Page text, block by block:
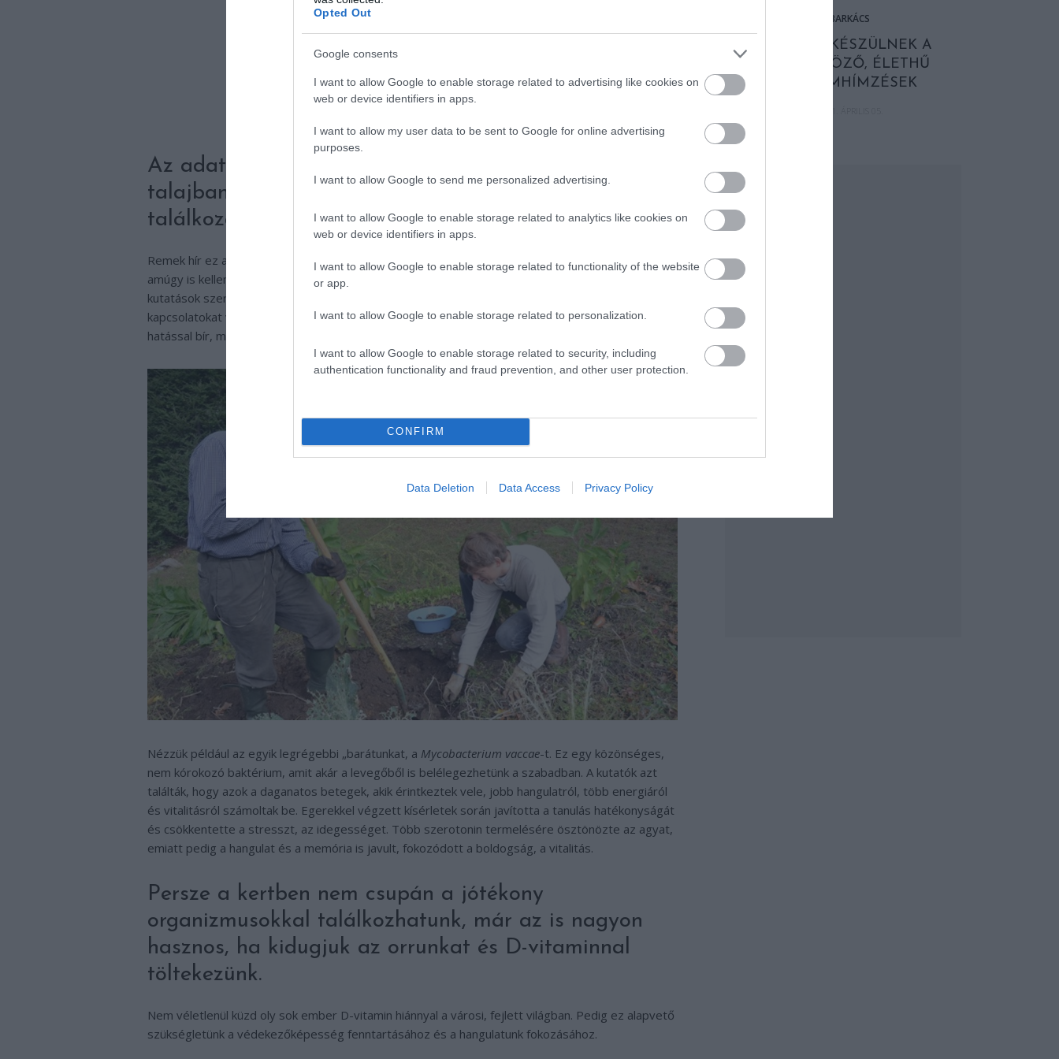
Opted Out
Google consents
I want to allow Google to enable storage related to advertising like cookies on
web or device identifiers in apps.
I want to allow my user data to be sent to Google for online advertising
purposes.
I want to allow Google to send me personalized advertising.
I want to allow Google to enable storage related to analytics like cookies on
web or device identifiers in apps.
I want to allow Google to enable storage related to functionality of the website
or app.
I want to allow Google to enable storage related to personalization.
I want to allow Google to enable storage related to security, including
authentication functionality and fraud prevention, and other user protection.
CONFIRM
Data Deletion Data Access Privacy Policy
Az adatok pedig egyre inkább arra utalnak, hogy a
talajban rejlő mikroorganizmusokkal való
találkozásokból csak profitálhatunk.
Remek hír ez a kertészkedők számára. Amellett, hogy a szabadban a növények közt időt tölteni
amúgy is kellemes, még ráadásként az immunrendszerünknek is sokat segíthetünk ezzel. Az új
kutatások szerint – amelyek a gyulladások és egyéb betegségek, például a depresszió közti
kapcsolatokat vizsgálták – előfordulhat, hogy egy kis zöldség- vagy gyümölcsgondozás annyi
hatással bír, mint egy üveg orvosság.
Nézzük például az egyik legrégebbi „barátunkat, a Mycobacterium vaccae-t. Ez egy közönséges,
nem kórokozó baktérium, amit akár a levegőből is belélegezhetünk a szabadban. A kutatók azt
találták, hogy azok a daganatos betegek, akik érintkeztek vele, jobb hangulatról, több energiáról
és vitalitásról számoltak be. Egerekkel végzett kísérletek során javította a tanulás hatékonyságát
és csökkentette a stresszt, az idegességet. Több szerotonin termelésére ösztönözte az agyat,
emiatt pedig a hangulat és a memória is javult, fokozódott a boldogság, a vitalitás.
Persze a kertben nem csupán a jótékony
organizmusokkal találkozhatunk, már az is nagyon
hasznos, ha kidugjuk az orrunkat és D-vitaminnal
töltekezünk.
Nem véletlenül küzd oly sok ember D-vitamin hiánnyal a városi, fejlett világban. Pedig ez alapvető
szükségletünk a védekezőképesség fenntartásához és a hangulatunk fokozásához.
BARKÁCS
KÉZZEL KÉSZÜLNEK A
LENYŰGÖZŐ, ÉLETHŰ
SELYEMHÍMZÉSEK